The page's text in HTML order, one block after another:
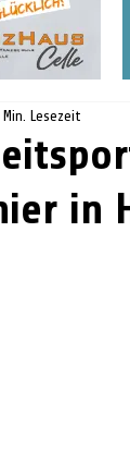
in
Min. Lesezeit